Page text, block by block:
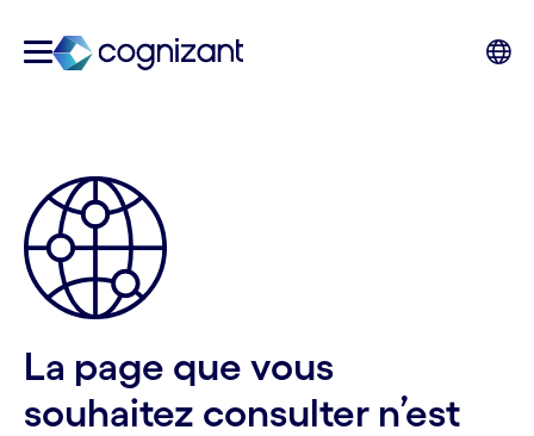
La page que vous
souhaitez consulter n’est